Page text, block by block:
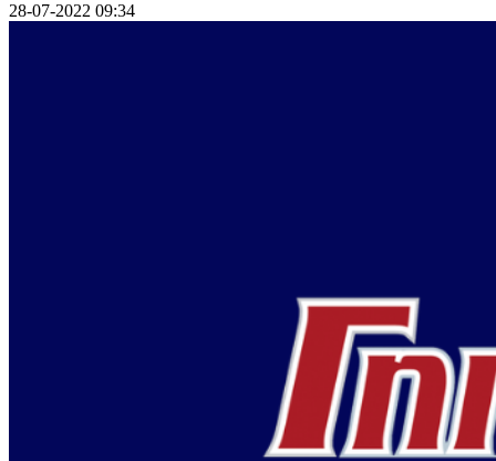
28-07-2022 09:34